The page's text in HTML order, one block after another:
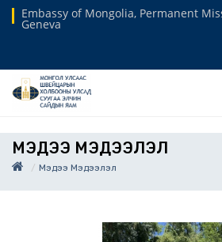
Embassy of Mongolia, Permanent
Geneva
МЭДЭЭ МЭДЭЭЛЭЛ
Мэдээ Мэдээлэл